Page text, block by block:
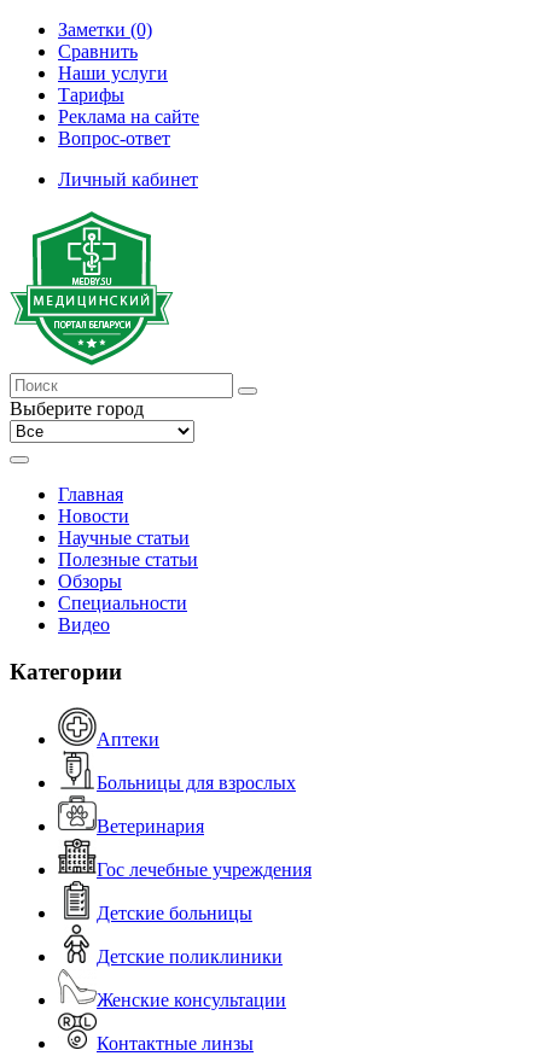
Заметки (0)
Сравнить
Наши услуги
Тарифы
Реклама на сайте
Вопрос-ответ
Личный кабинет
Выберите город
Главная
Новости
Научные статьи
Полезные статьи
Обзоры
Специальности
Видео
Категории
Аптеки
Больницы для взрослых
Ветеринария
Гос лечебные учреждения
Детские больницы
Детские поликлиники
Женские консультации
Контактные линзы